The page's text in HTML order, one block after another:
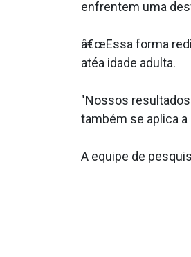
enfrentem uma
â€œEssa forma
atéa idade adulta.
"Nossos
também se aplica
A equipe de